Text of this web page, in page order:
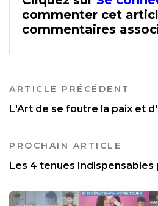
commenter cet
commentaires
ARTICLE PRÉCÉDENT
L'Art de se foutre la paix et
PROCHAIN ARTICLE
Les 4 tenues Indispensables